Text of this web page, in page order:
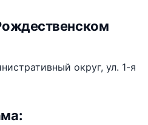
округ, ул. 1-я